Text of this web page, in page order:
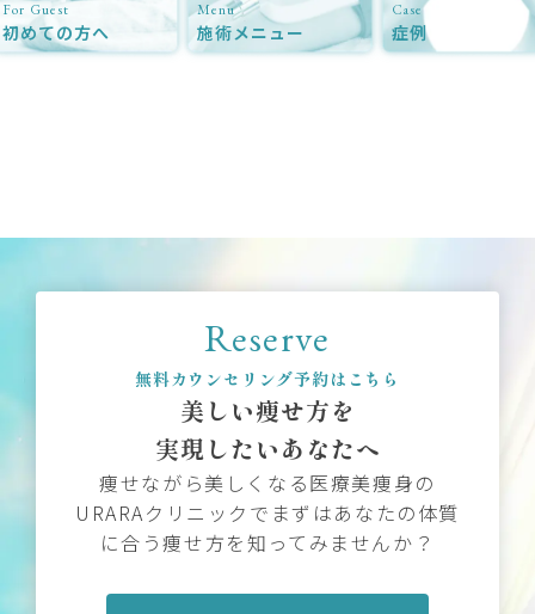
For Guest
初めての方へ
Menu
施術メニュー
Case
症例
Reserve
無料カウンセリング予約はこちら
美しい痩せ方を
実現したいあなたへ
痩せながら美しくなる医療美痩身の
URARAクリニックでまずはあなたの体質
に合う痩せ方を知ってみませんか？